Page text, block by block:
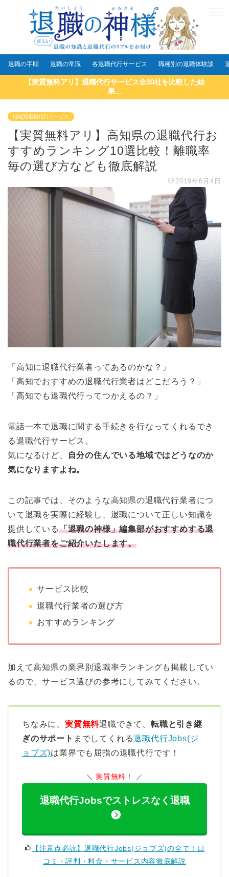
退職の手順 退職の常識 各退職代行サービス 職種別の退職体験談
【実質無料アリ】退職代行サービス全30社を比較した結
果...
地域別退職代行サービス
【実質無料アリ】高知県の退職代行お
すすめランキング10選比較！離職率
毎の選び方なども徹底解説
2019年6月4日
「高知に退職代行業者ってあるのかな？」
「高知でおすすめの退職代行業者はどこだろう？」
「高知でも退職代行ってつかえるの？」
電話一本で退職に関する手続きを行なってくれるでき
る退職代行サービス。
気になるけど、
自分の住んでいる地域ではどうなのか
気になりますよね。
この記事では、そのような高知県の退職代行業者につ
いて退職を実際に経験し、退職について正しい知識を
提供している「退職の神様」編集部がおすすめする退
職代行業者をご紹介いたします。
サービス比較
退職代行業者の選び方
おすすめランキング
加えて高知県の業界別退職率ランキングも掲載してい
るので、サービス選びの参考にしてみてください。
ちなみに、 実質無料退職できて、転職と引き継
ぎのサポート までしてくれる退職代行Jobs(ジ
ョブズ)は業界でも屈指の退職代行です！
実質無料 ！
退職代行Jobsでストレスなく退職
【注意点必読】退職代行Jobs(ジョブズ)の全て！口
コミ・評判・料金・サービス内容徹底解説